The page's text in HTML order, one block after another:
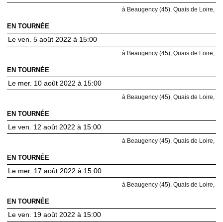
à Beaugency (45), Quais de Loire,
EN TOURNÉE
Le ven. 5 août 2022 à 15:00
à Beaugency (45), Quais de Loire,
EN TOURNÉE
Le mer. 10 août 2022 à 15:00
à Beaugency (45), Quais de Loire,
EN TOURNÉE
Le ven. 12 août 2022 à 15:00
à Beaugency (45), Quais de Loire,
EN TOURNÉE
Le mer. 17 août 2022 à 15:00
à Beaugency (45), Quais de Loire,
EN TOURNÉE
Le ven. 19 août 2022 à 15:00